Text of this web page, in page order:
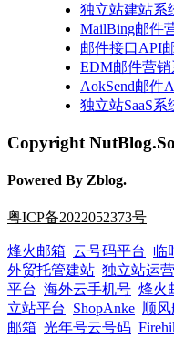
独立站建站系
MailBing邮件
邮件接口API
EDM邮件营
AokSend邮件
独立站SaaS系
Copyright
Powered By Zblog.
粤ICP备2022052373号
烽火邮箱 云号码平台 临
外贸托管建站 独立站运营
平台 海外云手机号 烽火
立站平台
ShopAnke 顺
邮箱 光年号云号码